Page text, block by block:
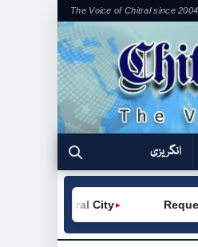
The Voice of Chitral since 2004
انگریزی
Request
►
Chitral City